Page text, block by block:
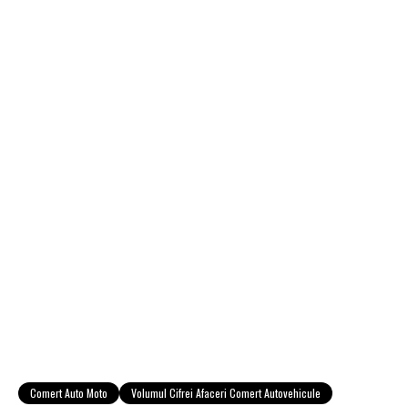
Comert Auto Moto Volumul Cifrei Afaceri Comert Autovehicule